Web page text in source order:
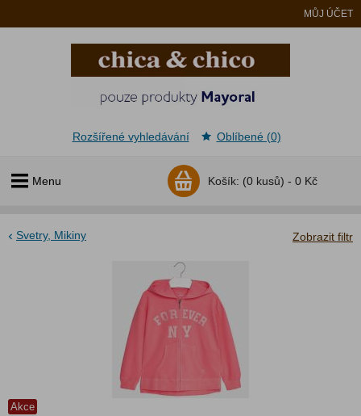
MŮJ ÚČET
Menu Košík: (0 kusů) - 0 Kč
Rozšířené vyhledávání Oblíbené (0)
Zobrazit filtr
Svetry, Mikiny
Akce